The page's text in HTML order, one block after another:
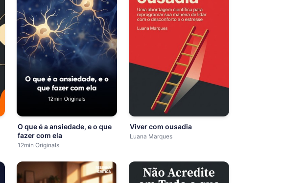
O que é a ansiedade, e o que
fazer com ela
12min Originals
Viver com ousadia
Luana Marques